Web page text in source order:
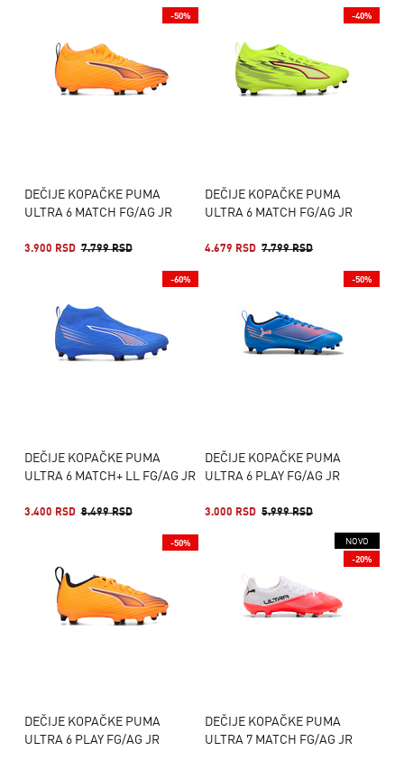
DEČIJE KOPAČKE PUMA
ULTRA 6 MATCH FG/AG JR
3.900 RSD 7.799 RSD
-50%
DEČIJE KOPAČKE PUMA
ULTRA 6 MATCH FG/AG JR
4.679 RSD 7.799 RSD
-40%
DEČIJE KOPAČKE PUMA
ULTRA 6 MATCH+ LL FG/AG JR
3.400 RSD 8.499 RSD
-60%
DEČIJE KOPAČKE PUMA
ULTRA 6 PLAY FG/AG JR
3.000 RSD 5.999 RSD
-50%
DEČIJE KOPAČKE PUMA
ULTRA 6 PLAY FG/AG JR
-50%
DEČIJE KOPAČKE PUMA
ULTRA 7 MATCH FG/AG JR
NOVO
-20%